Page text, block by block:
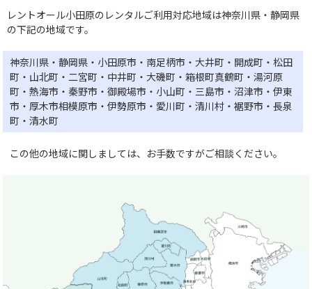
レントオール小田原のレンタルご利用対応地域は神奈川県・静岡県
の下記の地域です。
神奈川県・静岡県・小田原市・南足柄市・大井町・開成町・松田
町・山北町・二宮町・中井町・大磯町・箱根町真鶴町・湯河原
町・熱海市・秦野市・御殿場市・小山町・三島市・沼津市・伊東
市・厚木市相模原市・伊勢原市・愛川町・清川村・裾野市・長泉
町・清水町
この他の地域に関しましては、お手数ですがご相談ください。